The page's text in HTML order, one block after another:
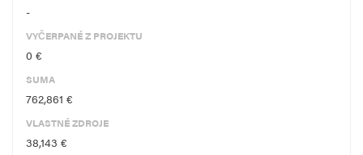
-
VYČERPANÉ Z PROJEKTU
0 €
SUMA
762,861 €
VLASTNÉ ZDROJE
38,143 €